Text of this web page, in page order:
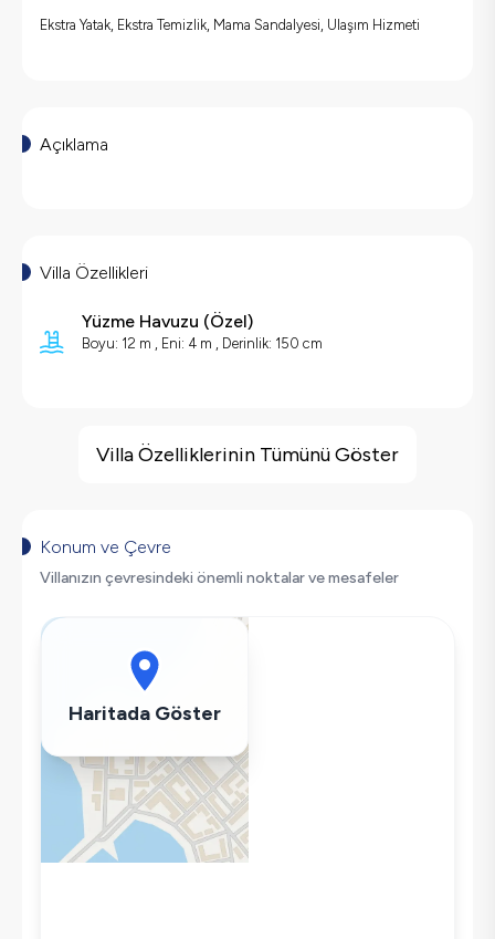
Ekstra Yatak, Ekstra Temizlik, Mama Sandalyesi, Ulaşım Hizmeti
Açıklama
Villa Özellikleri
Yüzme Havuzu (Özel)
Boyu: 12 m , Eni: 4 m , Derinlik: 150 cm
Deniz Manzarası
Saç Kurutma Makinası
Bulaşık Makinesi
Buzdolabı
Mikrodalga
Kettle
Havuz-Bahçe Bakımı
Villa Özelliklerinin Tümünü Göster
Konum ve Çevre
Villanızın çevresindeki önemli noktalar ve mesafeler
Haritada Göster